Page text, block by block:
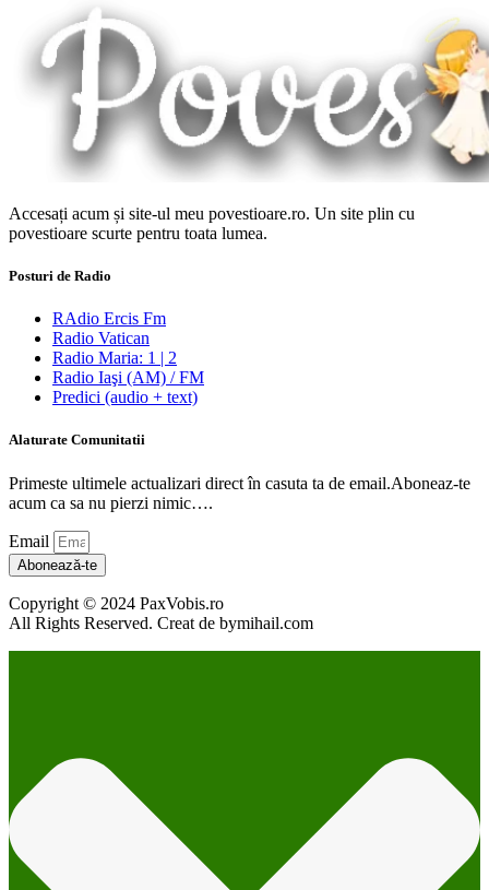
Accesați acum și site-ul meu povestioare.ro. Un site plin cu
povestioare scurte pentru toata lumea.
Posturi de Radio
RAdio Ercis Fm
Radio Vatican
Radio Maria: 1 | 2
Radio Iaşi (AM) / FM
Predici (audio + text)
Alaturate Comunitatii
Primeste ultimele actualizari direct în casuta ta de email.Aboneaz-te
acum ca sa nu pierzi nimic….
Email
Abonează-te
Copyright © 2024 PaxVobis.ro
All Rights Reserved. Creat de bymihail.com